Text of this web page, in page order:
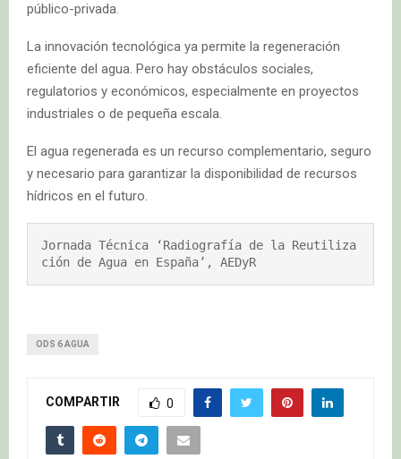
público-privada.
La innovación tecnológica ya permite la regeneración
eficiente del agua. Pero hay obstáculos sociales,
regulatorios y económicos, especialmente en proyectos
industriales o de pequeña escala.
El agua regenerada es un recurso complementario, seguro
y necesario para garantizar la disponibilidad de recursos
hídricos en el futuro.
Jornada Técnica ‘Radiografía de la Reutiliza
ción de Agua en España’, AEDyR
ODS 6 AGUA
COMPARTIR 0